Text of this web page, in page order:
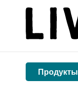
Продукты